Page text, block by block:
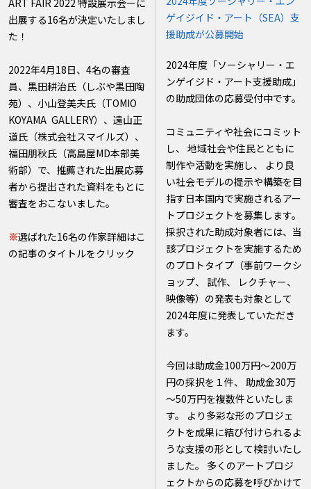
出展する16名が決定いたしまし
た！
2022年4月18日、4名の審査
員、黒田耕治氏（しぶや黒田陶
苑）、小山登美夫氏（TOMIO
KOYAMA GALLERY）、遠山正
道氏（株式会社スマイルズ）、
福田朋秋氏（高島屋MD本部美
術部）で、推薦された出展応募
者から提出された資料をもとに
審査をおこないました。
※選ばれた16名の作家詳細はこ
の記事のタイトルをクリック
ゲイジイド・アート（SEA）支
援助成が公募開始
2024年度「ソーシャリー・エ
ンゲイジド・アート支援助成」
の助成団体の応募受付中です。
コミュニティや社会にコミット
し、 地域社会や住民とともに
制作や活動を実施し、 より良
い社会モデルの提示や構築を目
指す日本国内で実施されるアー
トプロジェクトを募集します。
採択された助成対象者には、当
該プロジェクトを実施するため
のプロトタイプ（事前ワークシ
ョップ、 試作、 レクチャー、
映像等）の発表も対象として
2024年度に発表していただき
ます。
今回は助成金100万円～200万
円の採択を１件、 助成金30万
～50万円を複数件といたしま
す。 より多彩な形のプロジェ
クトを成果に結び付けられるよ
うな支援の形として検討いたし
ました。 多くのアートプロジ
ェクトからの応募を呼びかけて